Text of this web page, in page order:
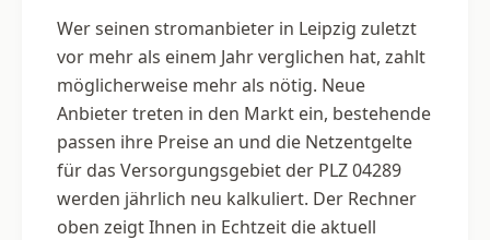
Wer seinen stromanbieter in Leipzig zuletzt
vor mehr als einem Jahr verglichen hat, zahlt
möglicherweise mehr als nötig. Neue
Anbieter treten in den Markt ein, bestehende
passen ihre Preise an und die Netzentgelte
für das Versorgungsgebiet der PLZ 04289
werden jährlich neu kalkuliert. Der Rechner
oben zeigt Ihnen in Echtzeit die aktuell